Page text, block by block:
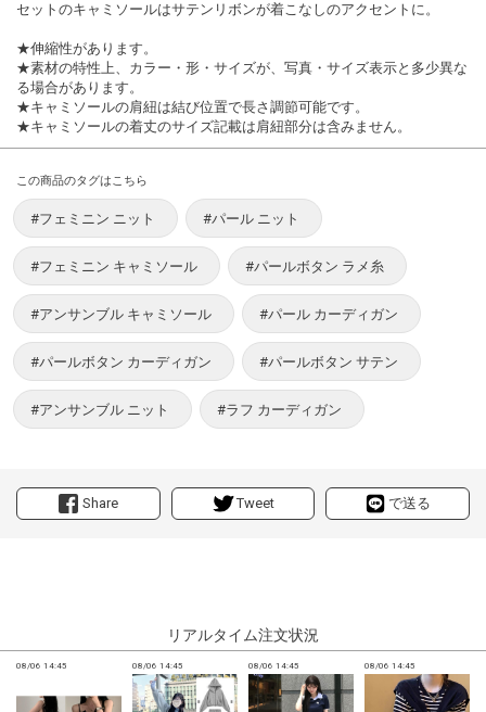
Share Tweet で送る
セットのキャミソールはサテンリボンが着こなしのアクセントに。
★伸縮性があります。
★素材の特性上、カラー・形・サイズが、写真・サイズ表示と多少異な
る場合があります。
★キャミソールの肩紐は結び位置で長さ調節可能です。
★キャミソールの着丈のサイズ記載は肩紐部分は含みません。
この商品のタグはこちら
#フェミニン ニット #パール ニット
#フェミニン キャミソール #パールボタン ラメ糸
#アンサンブル キャミソール #パール カーディガン
#パールボタン カーディガン #パールボタン サテン
#アンサンブル ニット #ラフ カーディガン
リアルタイム注文状況
08/06 14:45 08/06 14:45 08/06 14:45 08/06 14:45